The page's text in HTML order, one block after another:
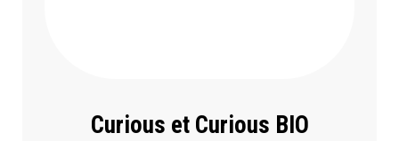
Curious et Curious BIO